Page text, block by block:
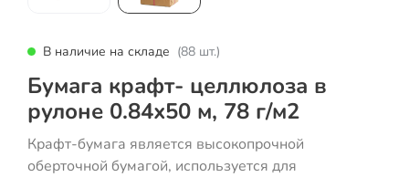
В наличие на складе (88 шт.)
Бумага крафт- целлюлоза в
рулоне 0.84х50 м, 78 г/м2
Крафт-бумага является высокопрочной
оберточной бумагой, используется для